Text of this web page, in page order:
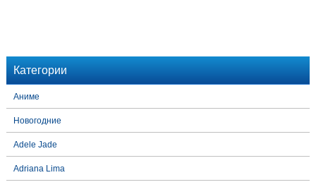
Категории
Аниме
Новогодние
Adele Jade
Adriana Lima